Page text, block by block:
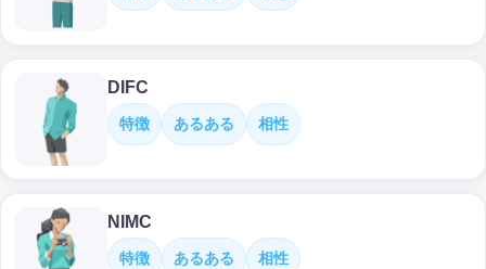
DIFC
特徴 あるある 相性
NIMC
特徴 あるある 相性